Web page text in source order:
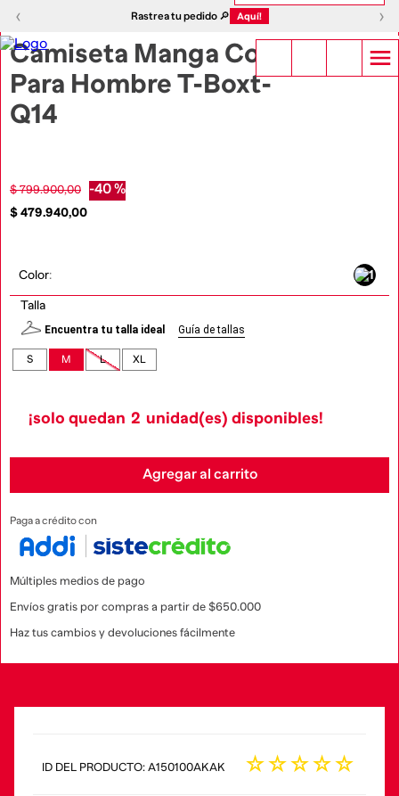
‹ Rastrea tu pedido 🔎 Aquí! ›
‹ ›
Camiseta Manga Corta
Para Hombre T-Boxt-
Q14
$ 799.900,00 -40 %
$479.940,00
Color:
Talla
Encuentra tu talla ideal Guía de tallas
S M L XL
¡solo quedan 2 unidad(es) disponibles!
Agregar al carrito
Paga a crédito con
Múltiples medios de pago
Envíos gratis por compras a partir de $650.000
Haz tus cambios y devoluciones fácilmente
: A150100AKAK ☆☆☆☆☆